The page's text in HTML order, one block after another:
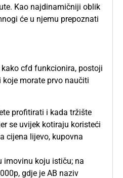
Kao najdinamičniji oblik
će u njemu prepoznati
cfd funkcionira, postoji
morate prvo naučiti
profitirati i kada tržište
se uvijek kotiraju koristeći
cijena lijevo, kupovna
imovinu koju ističu; na
gdje je AB naziv